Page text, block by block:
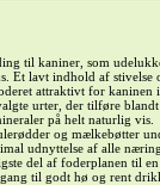
til kaniner, som
Et lavt indhold af stivelse
attraktivt for kaninen
urter, der tilføre
på helt naturlig vis.
og mælkebøtter
udnyttelse af alle
del af foderplanen til
til godt hø og rent